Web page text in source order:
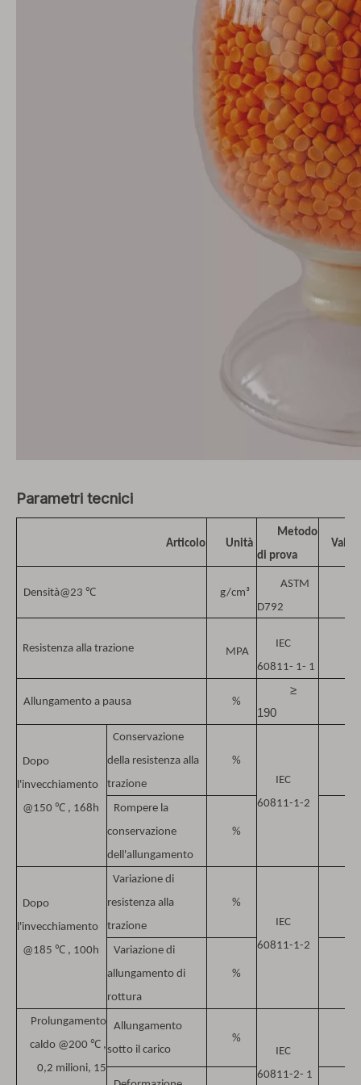
Parametri tecnici
Articolo Unità
Metodo
di prova
Densità@23 ℃ g/cm³
ASTM
D792
Resistenza alla trazione MPA
IEC
60811- 1- 1
Allungamento a pausa %
≥
190
Dopo
l'invecchiamento
@150 ℃ , 168h
Conservazione
della resistenza alla
trazione
%
IEC
60811-1-2
Rompere la
conservazione
dell'allungamento
%
Dopo
l'invecchiamento
@185 ℃ , 100h
Variazione di
resistenza alla
trazione
%
IEC
60811-1-2
Variazione di
allungamento di
rottura
%
Prolungamento
caldo @200 ℃ ,
0,2 milioni, 15
Allungamento
sotto il carico
%
IEC
60811-2- 1